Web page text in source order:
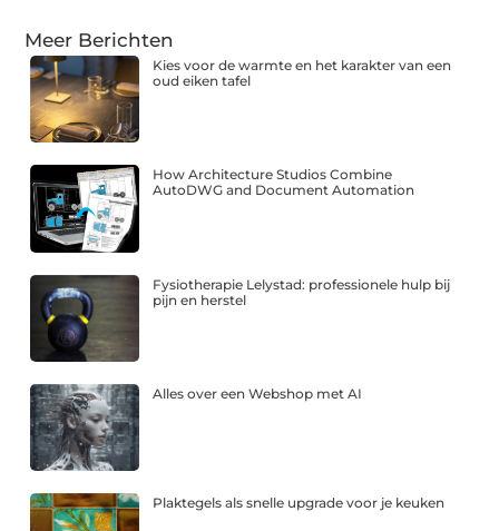
Meer Berichten
Kies voor de warmte en het karakter van een
oud eiken tafel
How Architecture Studios Combine
AutoDWG and Document Automation
Fysiotherapie Lelystad: professionele hulp bij
pijn en herstel
Alles over een Webshop met AI
Plaktegels als snelle upgrade voor je keuken